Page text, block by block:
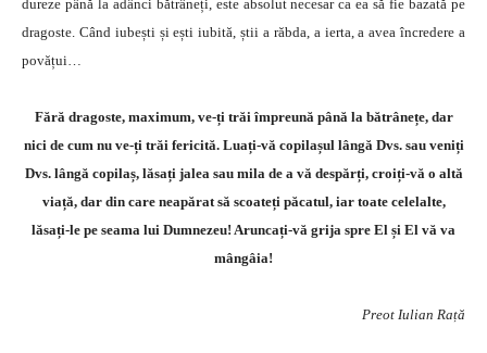
dureze până la adânci bătrâneți, este absolut necesar ca ea să fie bazată pe
dragoste. Când iubești și ești iubită, știi a răbda, a ierta, a avea încredere a
povățui…
Fără dragoste, maximum, ve-ți trăi împreună până la bătrânețe, dar
nici de cum nu ve-ți trăi fericită. Luați-vă copilașul lângă Dvs. sau veniți
Dvs. lângă copilaș, lăsați jalea sau mila de a vă despărți, croiți-vă o altă
viață, dar din care neapărat să scoateți păcatul, iar toate celelalte,
lăsați-le pe seama lui Dumnezeu! Aruncați-vă grija spre El și El vă va
mângâia!
Preot Iulian Rață